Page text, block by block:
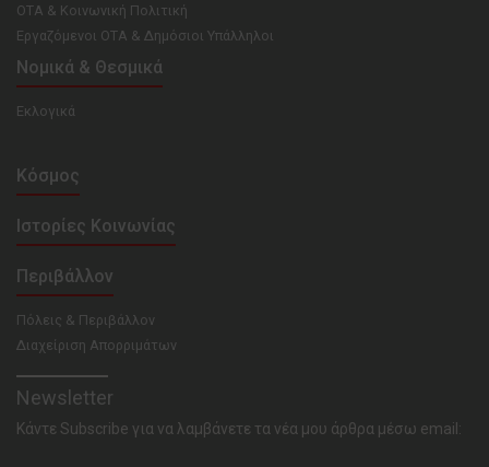
ΟΤΑ & Κοινωνική Πολιτική
Εργαζόμενοι ΟΤΑ & Δημόσιοι Υπάλληλοι
Νομικά & Θεσμικά
Εκλογικά
Κόσμος
Ιστορίες Κοινωνίας
Περιβάλλον
Πόλεις & Περιβάλλον
Διαχείριση Απορριμάτων
Newsletter
Κάντε Subscribe για να λαμβάνετε τα νέα μου άρθρα μέσω email: